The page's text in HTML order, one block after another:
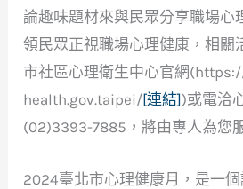
論趣味題材來與民眾分享職場心
領民眾正視職場心理健康，相關
市社區心理衛生中心官網
health.gov.taipei/[連結])或電洽
(02)3393-7885，將由專人為您
2024臺北市心理健康月，是一